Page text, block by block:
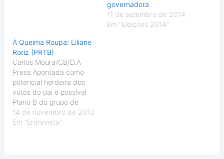
governadora
11 de setembro de 2014
Em "Eleições 2014"
À Queima Roupa: Liliane
Roriz (PRTB)
Carlos Moura/CB/D.A
Press Apontada como
potencial herdeira dos
votos do pai e possível
Plano B do grupo de
Joaquim Roriz para as
eleições de 2014, a
14 de novembro de 2013
Em "Entrevista"